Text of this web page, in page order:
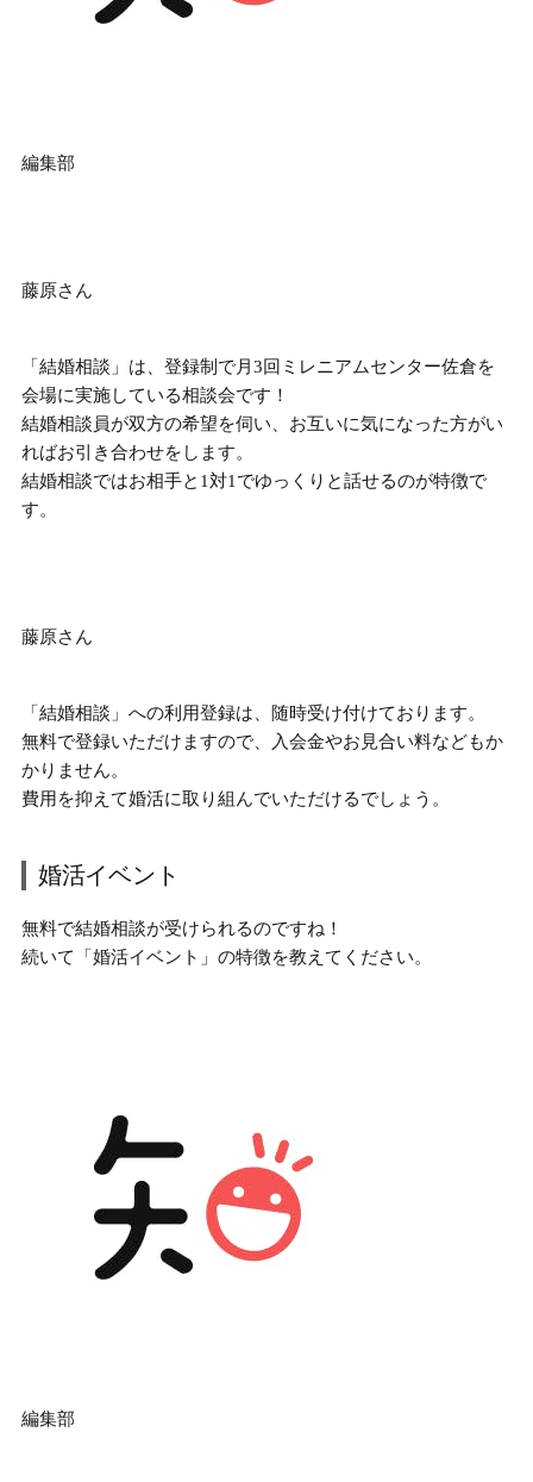
編集部
藤原さん
「結婚相談」は、登録制で月3回ミレニアムセンター佐倉を
会場に実施している相談会です！
結婚相談員が双方の希望を伺い、お互いに気になった方がい
ればお引き合わせをします。
結婚相談ではお相手と1対1でゆっくりと話せるのが特徴で
す。
藤原さん
「結婚相談」への利用登録は、随時受け付けております。
無料で登録いただけますので、入会金やお見合い料などもか
かりません。
費用を抑えて婚活に取り組んでいただけるでしょう。
婚活イベント
無料で結婚相談が受けられるのですね！
続いて「婚活イベント」の特徴を教えてください。
編集部